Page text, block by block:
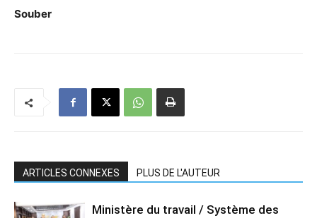
Souber
ARTICLES CONNEXES PLUS DE L'AUTEUR
Ministère du travail / Système des